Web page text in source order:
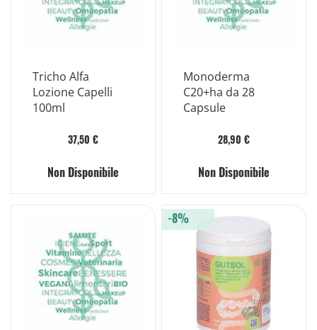
Tricho Alfa
Lozione Capelli
100ml
37,50 €
Non Disponibile
Monoderma
C20+ha da 28
Capsule
28,90 €
Non Disponibile
-8%